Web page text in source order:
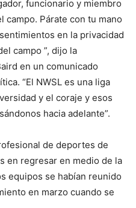
funcionario y miembro
Párate con tu mano
en la privacidad
campo ”, dijo la
en un comunicado
“El NWSL es una liga
y el coraje y esos
hacia adelante”.
de deportes de
en regresar en medio de la
equipos se habían reunido
en marzo cuando se